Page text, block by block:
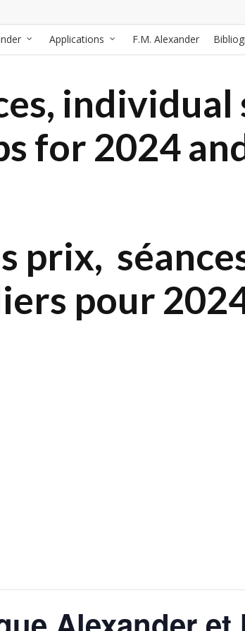
Applications F.M. Alexander
individual
for 2024
prix,
pour